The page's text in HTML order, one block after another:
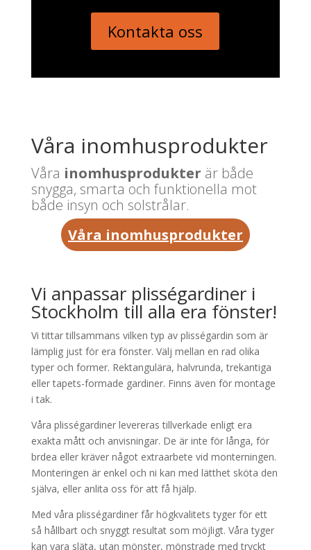
Kontakta oss
Våra inomhusprodukter
Våra inomhusprodukter är både
snygga, smarta och funktionella mot
både insyn och solstrålar.
Våra inomhusprodukter
Vi anpassar plisségardiner i
Stockholm till alla era fönster!
Vi tittar tillsammans vilken typ av plisségardin som är
lämplig just för era fönster. Välj mellan en rad olika
typer och former. Rektangulära, halvrunda, trekantiga
eller tapets-formade gardiner. Finns även för montage
i tak.
Våra plisségardiner levereras tillverkade enligt era
exakta mått och anvisningar. De är inte för långa, för
brdea eller kräver något extraarbete vid monterningen.
Monteringen är enkel och ni kan med lätthet sköta den
själva, eller anlita oss för att få hjälp.
Med våra plisségardiner får högkvalitets tyger för ett
så hållbart och snyggt resultat som möjligt. Våra tyger
kan vara släta, utan mönster, mönstrade med tryckt